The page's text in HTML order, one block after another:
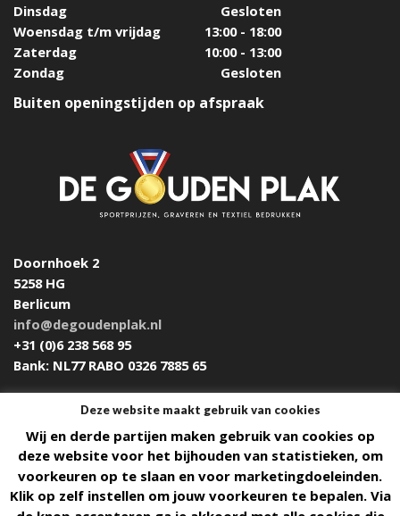
Dinsdag
Gesloten
Woensdag t/m vrijdag
13:00 - 18:00
Zaterdag
10:00 - 13:00
Zondag
Gesloten
Buiten openingstijden op afspraak
Doornhoek 2
5258 HG
Berlicum
info@degoudenplak.nl
+31 (0)6 238 568 95
Bank: NL77 RABO 0326 7885 65
Design & Build by DON'T MIND
Algemene voorwaarden
Deze website maakt gebruik van cookies
Wij en derde partijen maken gebruik van cookies op
deze website voor het bijhouden van statistieken, om
voorkeuren op te slaan en voor marketingdoeleinden.
Klik op zelf instellen om jouw voorkeuren te bepalen. Via